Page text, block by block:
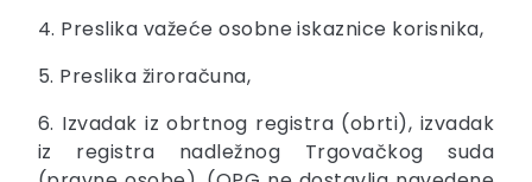
4. Preslika važeće osobne iskaznice korisnika,
5. Preslika žiroračuna,
6. Izvadak iz obrtnog registra (obrti), izvadak
iz registra nadležnog Trgovačkog suda